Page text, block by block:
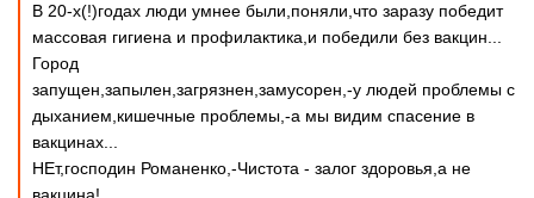
В 20-х(!)годах люди умнее были,поняли,что заразу победит
массовая гигиена и профилактика,и победили без вакцин...
Город
запущен,запылен,загрязнен,замусорен,-у людей проблемы с
дыханием,кишечные проблемы,-а мы видим спасение в
вакцинах...
НЕт,господин Романенко,-Чистота - залог здоровья,а не